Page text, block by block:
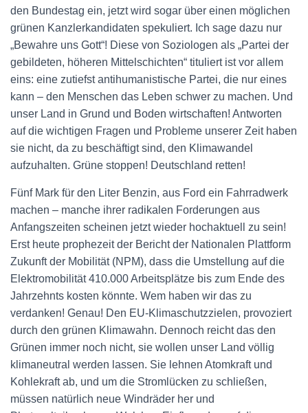
den Bundestag ein, jetzt wird sogar über einen möglichen
grünen Kanzlerkandidaten spekuliert. Ich sage dazu nur
„Bewahre uns Gott“! Diese von Soziologen als „Partei der
gebildeten, höheren Mittelschichten“ tituliert ist vor allem
eins: eine zutiefst antihumanistische Partei, die nur eines
kann – den Menschen das Leben schwer zu machen. Und
unser Land in Grund und Boden wirtschaften! Antworten
auf die wichtigen Fragen und Probleme unserer Zeit haben
sie nicht, da zu beschäftigt sind, den Klimawandel
aufzuhalten. Grüne stoppen! Deutschland retten!
Fünf Mark für den Liter Benzin, aus Ford ein Fahrradwerk
machen – manche ihrer radikalen Forderungen aus
Anfangszeiten scheinen jetzt wieder hochaktuell zu sein!
Erst heute prophezeit der Bericht der Nationalen Plattform
Zukunft der Mobilität (NPM), dass die Umstellung auf die
Elektromobilität 410.000 Arbeitsplätze bis zum Ende des
Jahrzehnts kosten könnte. Wem haben wir das zu
verdanken! Genau! Den EU-Klimaschutzzielen, provoziert
durch den grünen Klimawahn. Dennoch reicht das den
Grünen immer noch nicht, sie wollen unser Land völlig
klimaneutral werden lassen. Sie lehnen Atomkraft und
Kohlekraft ab, und um die Stromlücken zu schließen,
müssen natürlich neue Windräder her und